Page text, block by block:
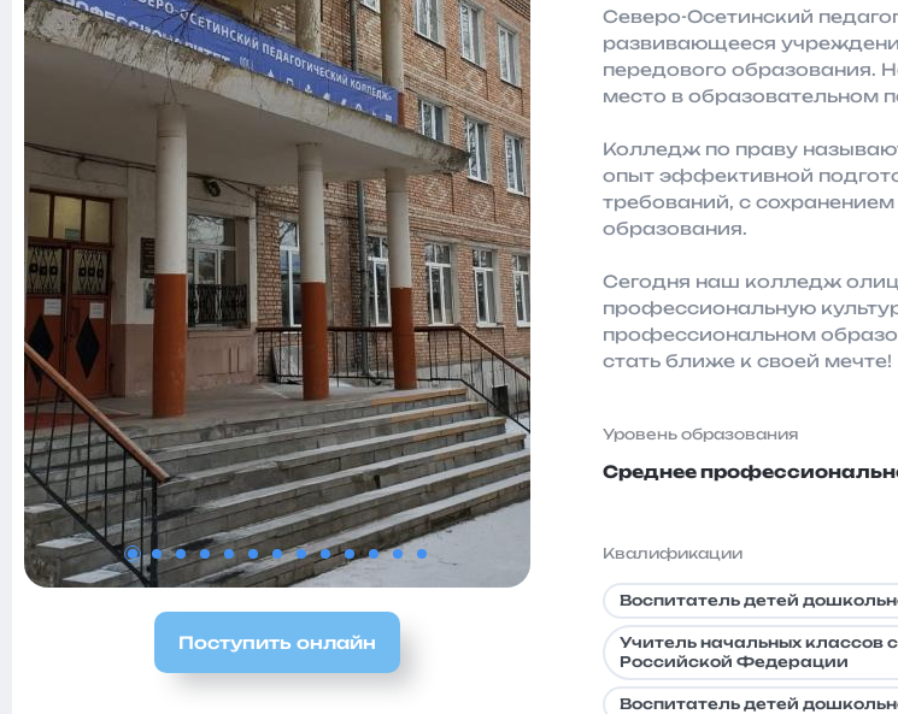
Поступить онлайн
Северо-Осетинский
развивающееся
передового образования.
место в образовательном
Колледж по праву
опыт эффективной
требований, с
образования.
Сегодня наш колледж
профессиональную
профессиональном
стать ближе к своей мечте!
Уровень образования
Среднее
Квалификации
Воспитатель детей
Учитель начальных классов
Российской Федерации
Воспитатель детей